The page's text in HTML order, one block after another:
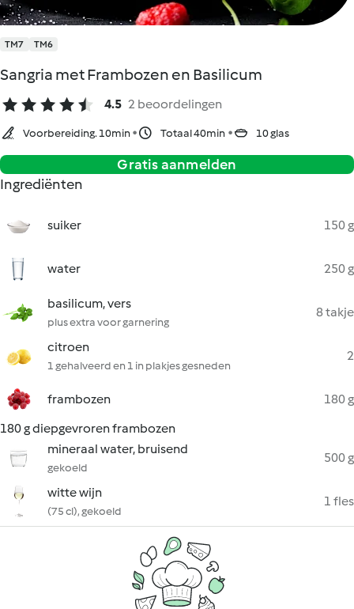
TM7 TM6
Sangria met Frambozen en Basilicum
4.5 2 beoordelingen
Voorbereiding. 10min Totaal 40min 10 glas
Gratis aanmelden
Ingrediënten
suiker 150 g
water 250 g
basilicum, vers
plus extra voor garnering
8 takje
citroen
1 gehalveerd en 1 in plakjes gesneden
2
frambozen
180 g
180 g diepgevroren frambozen
mineraal water, bruisend
gekoeld
500 g
witte wijn
(75 cl), gekoeld
1 fles